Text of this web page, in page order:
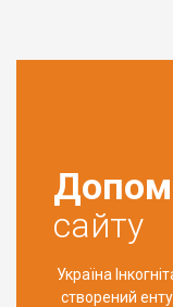
сайту
Україна
створений